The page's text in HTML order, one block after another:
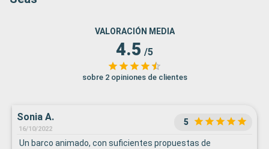
VALORACIÓN MEDIA
4.5 /5
sobre 2 opiniones de clientes
Sonia A.
16/10/2022
5
Un barco animado, con suficientes propuestas de